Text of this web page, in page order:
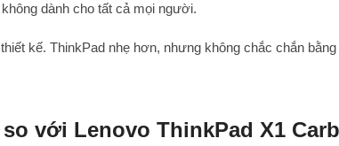
dành cho tất cả mọi người.
kế. ThinkPad nhẹ hơn, nhưng không chắc chắn bằng
với Lenovo ThinkPad X1